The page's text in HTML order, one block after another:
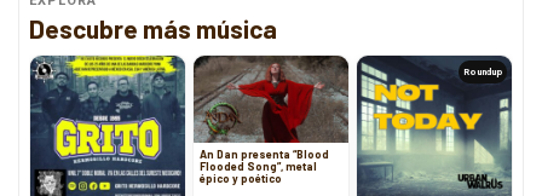
Descubre más música
An Dan presenta “Blood
Flooded Song”, metal
épico y poético
Roundup